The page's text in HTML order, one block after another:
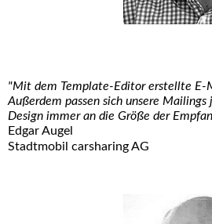
"Mit dem Template-Editor erstellte E-
Außerdem passen sich unsere
Design immer an die Größe der
Edgar Augel
Stadtmobil carsharing AG